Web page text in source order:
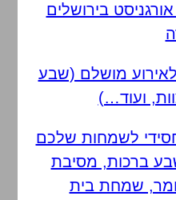
בירושלים
לאירוע מושלם (שבע
ועוד…)
לשמחות שלכם
ברכות, מסיבת
שמחת בית